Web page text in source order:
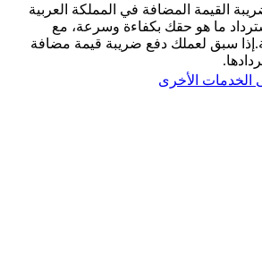
القيمة المضافة في المملكة العربية
ما هو حقك بكفاءة وسرعة، مع
سبق لعملك دفع ضريبة قيمة مضافة
الخدمات الأخرى